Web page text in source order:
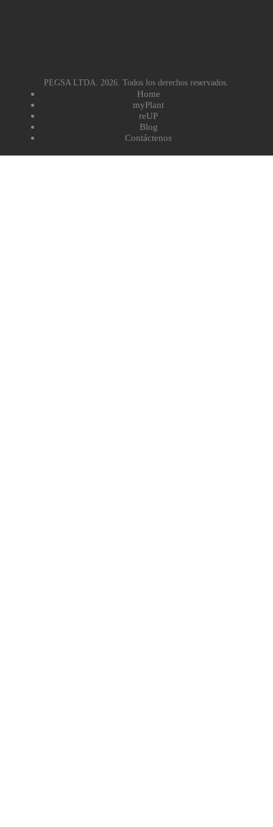
PEGSA LTDA. 2026. Todos los derechos reservados.
Home
myPlant
reUP
Blog
Contáctenos